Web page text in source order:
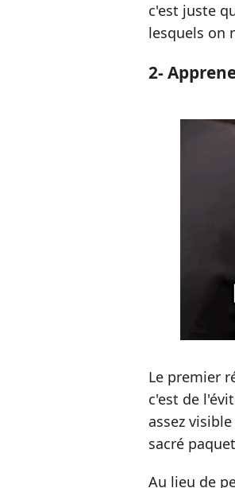
c'est juste
lesquels on
2-
Le premier
c'est de
assez
sacré
Au lieu de